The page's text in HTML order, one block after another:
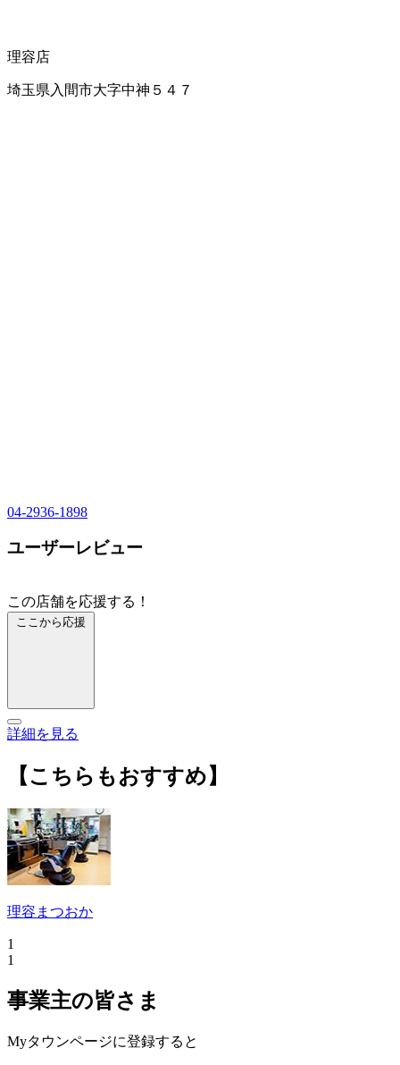
理容店
埼玉県入間市大字中神５４７
04-2936-1898
ユーザーレビュー
この店舗を応援する！
ここから応援
詳細を見る
【こちらもおすすめ】
理容まつおか
1
1
事業主の皆さま
Myタウンページに登録すると